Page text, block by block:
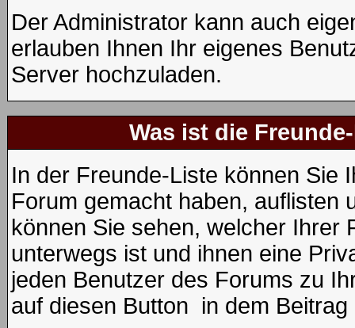
Der Administrator kann auch
erlauben Ihnen Ihr eigenes
Server hochzuladen.
Was ist die
In der Freunde-Liste können Sie
Forum gemacht haben, auflisten
können Sie sehen, welcher Ihrer
unterwegs ist und ihnen eine
jeden Benutzer des Forums zu
auf diesen Button in dem